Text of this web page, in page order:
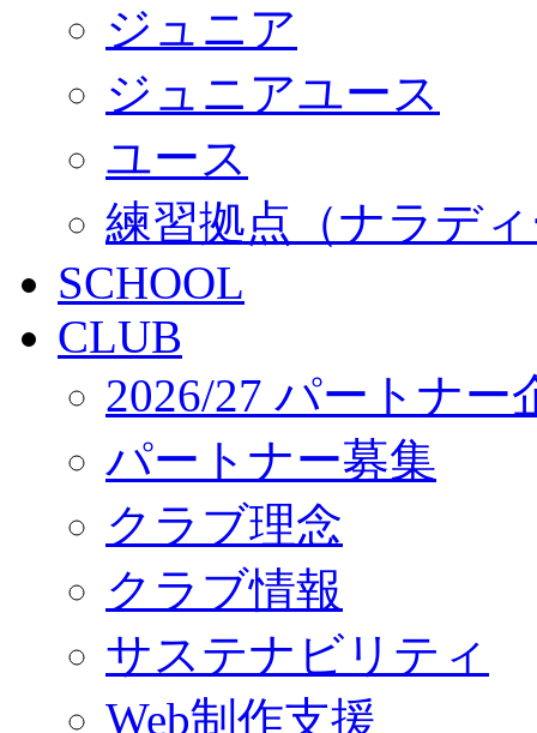
ジュニア
ジュニアユース
ユース
練習拠点（ナラデ
SCHOOL
CLUB
2026/27 パートナー
パートナー募集
クラブ理念
クラブ情報
サステナビリティ
Web制作支援